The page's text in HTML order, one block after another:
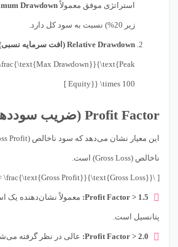
استراتژی موفق معمولاًDrawdown
زیر 20%) نسبت به سود کل دارد.
Relative Drawdown (افت سرمایه نسبی):
Drawdown}}{\text{Peak
Equity}} \times 100 ]
Profit Factor (ضریب سوددهی)
ناخالص (Gross Loss) است.
[ \text{Profit Factor} = \frac{\text{Gross Profit}}{\text{Gross Loss}} ]
Profit Factor > 1.5: معمولاً نشان‌دهنده یک
پتانسیل است.
Profit Factor > 2.0: عالی در نظر گرفته